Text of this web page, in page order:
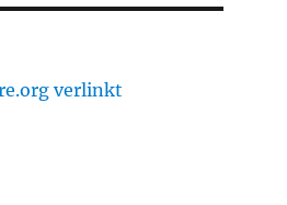
verlinkt